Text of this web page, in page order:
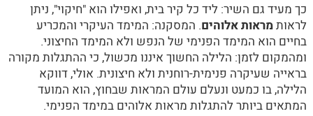
כך מעיד גם השיר: ליד כל קיר בית, ואפילו הוא "חיקוי", ניתן
לראותמראות אלוהים. המסקנה: המימד העיקרי והמכריע
בחיים הוא המימד הפנימי של הנפש ולא המימד החיצוני.
ומהמקום לזמן: הלילה החשוך איננו מכשול, כי ההתגלות מקורה
בראייה שעיקרה פנימית-רוחנית ולא חיצונית. אולי, דווקא
הלילה, בו כמעט ונעלם עולם המראות שבחוץ, הוא המועד
המתאים ביותר להתגלות מראות אלוהים במימד הפנימי.